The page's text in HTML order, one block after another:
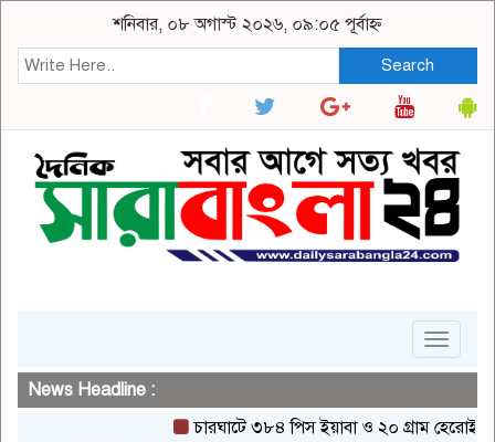
শনিবার, ০৮ অগাস্ট ২০২৬, ০৯:০৫ পূর্বাহ্ন
Search
Toggle
News Headline :
চারঘাটে ৩৮৪ পিস ইয়াবা ও ২০ গ্রাম হেরোইনসহ